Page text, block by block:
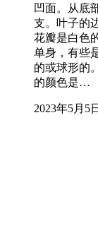
凹面。从底
支。叶子的
花瓣是白色
单身，有些
的或球形的
的颜色是…
2023年5月5日